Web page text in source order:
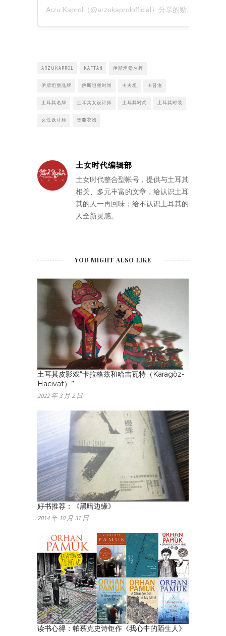
Arzu Kaprol（@arzukaprolofficial）分享的贴文
ARZUKAPROL KAFTAN 伊斯坦堡名牌
伊斯坦堡品牌 伊斯坦堡时尚 卡夫坦 卡普洛
土耳其名牌 土耳其女设计师 土耳其时尚 土耳其时装
女性设计师 智能衣物
土女时代编辑部
土女时代整合型帐号，提供与土耳其
相关、多元丰富的文章，给认识土耳
其的人一再回味；给不认识土耳其的
人全新灵感。
YOU MIGHT ALSO LIKE
土耳其皮影戏“卡拉格兹和哈吉瓦特（Karagöz-
Hacivat）”
2022 年 3 月 2 日
好书推荐：《黑暗边缘》
2014 年 10 月 31 日
读书心得：帕慕克史诗钜作《我心中的陌生人》